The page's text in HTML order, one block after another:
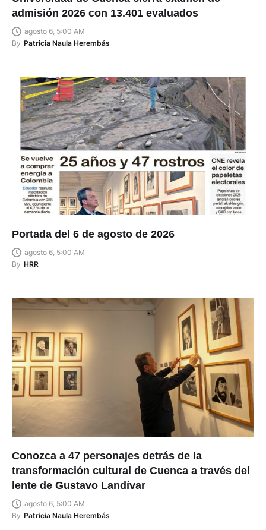
admisión 2026 con 13.401 evaluados
agosto 6, 5:00 AM
By Patricia Naula Herembás
Portada del 6 de agosto de 2026
agosto 6, 5:00 AM
By HRR
Conozca a 47 personajes detrás de la
transformación cultural de Cuenca a través del
lente de Gustavo Landívar
agosto 6, 5:00 AM
By Patricia Naula Herembás